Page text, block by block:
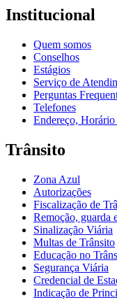
Institucional
Quem somos
Conselhos
Estágios
Serviço de
Perguntas
Telefones
Endereço,
Trânsito
Zona Azul
Autorizações
Fiscalização de
Remoção, guarda
Sinalização Viária
Multas de Trânsito
Educação no
Segurança Viária
Credencial de
Indicação de